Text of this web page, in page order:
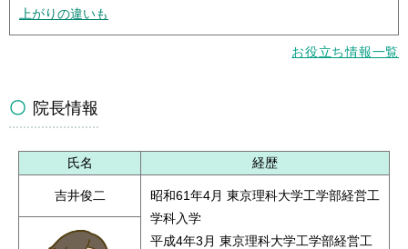
上がりの違いも
お役立ち情報一覧
院長情報
氏名 経歴
吉井俊二
昭和61年4月 東京理科大学工学部経営工
学科入学
平成4年3月 東京理科大学工学部経営工